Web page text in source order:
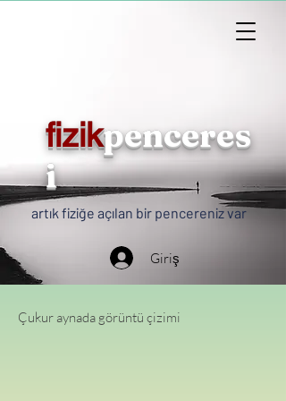
fizikpenceres
i
artık fiziğe açılan bir pencereniz var
Giriş
Çukur aynada görüntü çizimi